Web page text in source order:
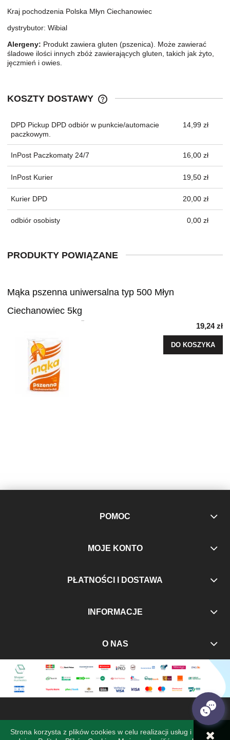
Strona korzysta z plików cookies w celu realizacji usług i
Kraj pochodzenia Polska Młyn Ciechanowiec
dystrybutor: Wibial
Alergeny: Produkt zawiera gluten (pszenica). Może zawierać
śladowe ilości innych zbóż zawierających gluten, takich jak żyto,
jęczmień i owies.
KOSZTY DOSTAWY
DPD Pickup DPD odbiór w punkcie/automacie
paczkowym.
14,99 zł
InPost Paczkomaty 24/7 16,00 zł
InPost Kurier 19,50 zł
Kurier DPD 20,00 zł
odbiór osobisty 0,00 zł
PRODUKTY POWIĄZANE
Mąka pszenna uniwersalna typ 500 Młyn
Ciechanowiec 5kg
19,24 zł
DO KOSZYKA
POMOC
MOJE KONTO
PŁATNOŚCI I DOSTAWA
INFORMACJE
O NAS